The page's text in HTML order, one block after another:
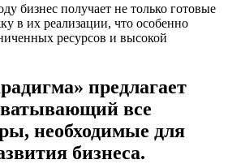
бизнес получает не только готовые
в их реализации, что особенно
ресурсов и высокой
предлагает
все
необходимые для
бизнеса.